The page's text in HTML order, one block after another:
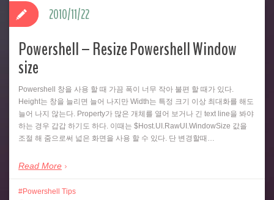
Powershell – Resize Powershell Window
size
Powershell 창을 사용 할 때 가끔 폭이 너무 작아 불편 할 때가 있다.
Height는 창을 늘리면 늘어 나지만 Width는 특정 크기 이상 최대화를 해도
늘어 나지 않는다. Property가 많은 개체를 열어 보거나 긴 text line을 봐야
하는 경우 갑갑 하기도 하다. 이때는 $Host.UI.RawUI.WindowSize 값을
조절 해 줌으로써 넓은 화면을 사용 할 수 있다. 단 변경할때…
Read More
2010/11/22
Powershell Tips